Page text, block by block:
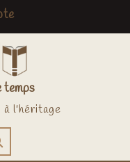
My
Account
temps
à l'héritage